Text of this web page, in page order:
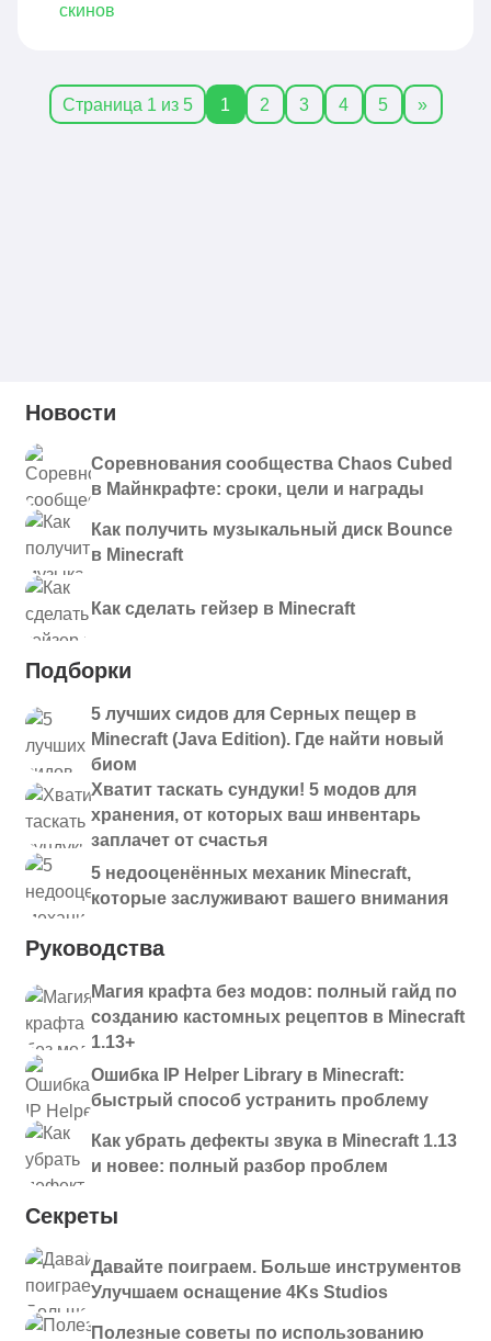
процесс...
Страница 1 из 5 1 2 3 4 5 »
Новости
Соревнования сообщества Chaos Cubed
в Майнкрафте: сроки, цели и награды
Как получить музыкальный диск Bounce
в Minecraft
Как сделать гейзер в Minecraft
Подборки
5 лучших сидов для Серных пещер в
Minecraft (Java Edition). Где найти новый
биом
Хватит таскать сундуки! 5 модов для
хранения, от которых ваш инвентарь
заплачет от счастья
5 недооценённых механик Minecraft,
которые заслуживают вашего внимания
Руководства
Магия крафта без модов: полный гайд по
созданию кастомных рецептов в Minecraft
1.13+
Ошибка IP Helper Library в Minecraft:
быстрый способ устранить проблему
Как убрать дефекты звука в Minecraft 1.13
и новее: полный разбор проблем
Секреты
Давайте поиграем. Больше инструментов
Улучшаем оснащение 4Ks Studios
Полезные советы по использованию